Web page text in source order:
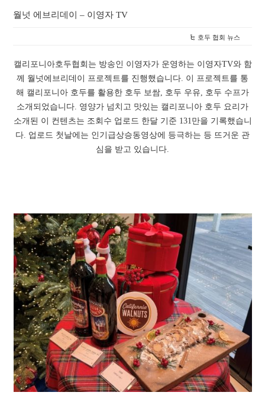
월넛 에브리데이 – 이영자 TV
호두 협회 뉴스
캘리포니아호두협회는 방송인 이영자가 운영하는 이영자TV와 함
께 월넛에브리데이 프로젝트를 진행했습니다. 이 프로젝트를 통
해 캘리포니아 호두를 활용한 호두 보쌈, 호두 우유, 호두 수프가
소개되었습니다. 영양가 넘치고 맛있는 캘리포니아 호두 요리가
소개된 이 컨텐츠는 조회수 업로드 한달 기준 131만을 기록했습니
다. 업로드 첫날에는 인기급상승동영상에 등극하는 등 뜨거운 관
심을 받고 있습니다.